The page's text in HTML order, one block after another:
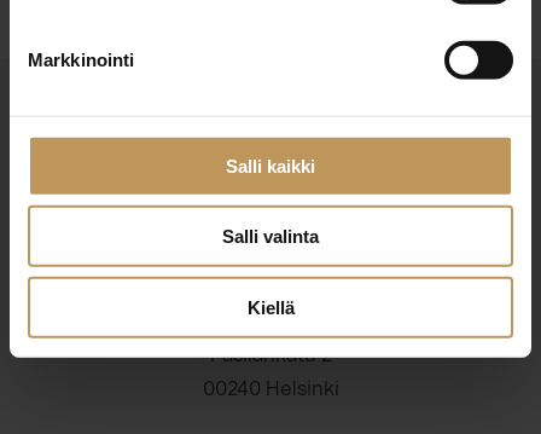
Markkinointi
Salli kaikki
Salli valinta
Kiellä
Suomen Kiinteistönvälittäjät ry
Finlands Fastighetsmäklare rf
Pasilankatu 2
00240 Helsinki